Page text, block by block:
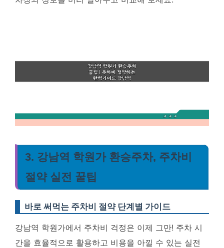
3. 강남역 학원가 환승주차, 주차비
절약 실전 꿀팁
바로 써먹는 주차비 절약 단계별 가이드
강남역 학원가에서 주차비 걱정은 이제 그만! 주차 시
간을 효율적으로 활용하고 비용을 아낄 수 있는 실전